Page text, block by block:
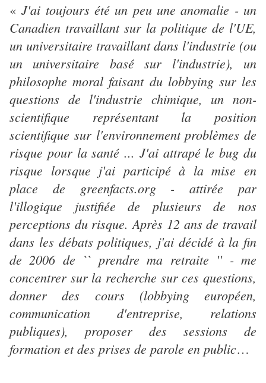
«J'ai toujours été un peu une anomalie - un
Canadien travaillant sur la politique de l'UE,
un universitaire travaillant dans l'industrie (ou
un universitaire basé sur l'industrie), un
philosophe moral faisant du lobbying sur les
questions de l'industrie chimique, un non-
scientifique représentant la position
scientifique sur l'environnement problèmes de
risque pour la santé ... J'ai attrapé le bug du
risque lorsque j'ai participé à la mise en
place de greenfacts.org - attirée par
l'illogique justifiée de plusieurs de nos
perceptions du risque. Après 12 ans de travail
dans les débats politiques, j'ai décidé à la fin
de 2006 de `` prendre ma retraite '' - me
concentrer sur la recherche sur ces questions,
donner des cours (lobbying européen,
communication d'entreprise, relations
publiques), proposer des sessions de
formation et des prises de parole en public…